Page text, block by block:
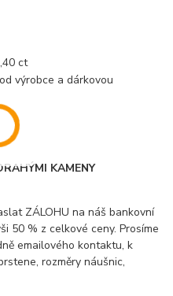
ct
výrobce a dárkovou
KAMENY
ZÁLOHU na náš bankovní
50 % z celkové ceny. Prosíme
emailového kontaktu, k
rozměry náušnic,